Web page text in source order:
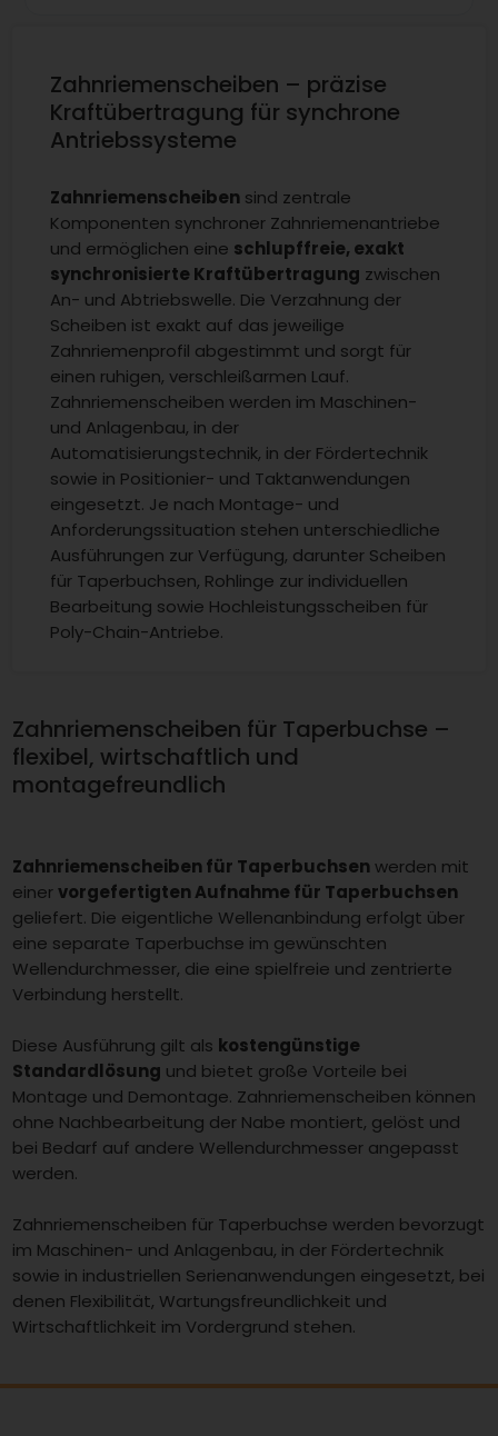
Zahnriemenscheiben – präzise
Kraftübertragung für synchrone
Antriebssysteme
Zahnriemenscheibensind zentrale
Komponenten synchroner Zahnriemenantriebe
und ermöglichen eine schlupffreie, exakt
synchronisierte Kraftübertragung zwischen
An- und Abtriebswelle. Die Verzahnung der
Scheiben ist exakt auf das jeweilige
Zahnriemenprofil abgestimmt und sorgt für
einen ruhigen, verschleißarmen Lauf.
Zahnriemenscheiben werden im Maschinen-
und Anlagenbau, in der
Automatisierungstechnik, in der Fördertechnik
sowie in Positionier- und Taktanwendungen
eingesetzt. Je nach Montage- und
Anforderungssituation stehen unterschiedliche
Ausführungen zur Verfügung, darunter Scheiben
für Taperbuchsen, Rohlinge zur individuellen
Bearbeitung sowie Hochleistungsscheiben für
Poly-Chain-Antriebe.
Zahnriemenscheiben für Taperbuchse –
flexibel, wirtschaftlich und
montagefreundlich
Zahnriemenscheiben für Taperbuchsenwerden mit
einervorgefertigten Aufnahme für Taperbuchsen
geliefert. Die eigentliche Wellenanbindung erfolgt über
eine separate Taperbuchse im gewünschten
Wellendurchmesser, die eine spielfreie und zentrierte
Verbindung herstellt.
Diese Ausführung gilt als kostengünstige
Standardlösung und bietet große Vorteile bei
Montage und Demontage. Zahnriemenscheiben können
ohne Nachbearbeitung der Nabe montiert, gelöst und
bei Bedarf auf andere Wellendurchmesser angepasst
werden.
Zahnriemenscheiben für Taperbuchse werden bevorzugt
im Maschinen- und Anlagenbau, in der Fördertechnik
sowie in industriellen Serienanwendungen eingesetzt, bei
denen Flexibilität, Wartungsfreundlichkeit und
Wirtschaftlichkeit im Vordergrund stehen.